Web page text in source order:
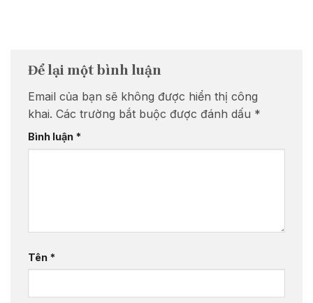
Để lại một bình luận
Email của bạn sẽ không được hiển thị công
khai. Các trường bắt buộc được đánh dấu *
Bình luận *
Tên *